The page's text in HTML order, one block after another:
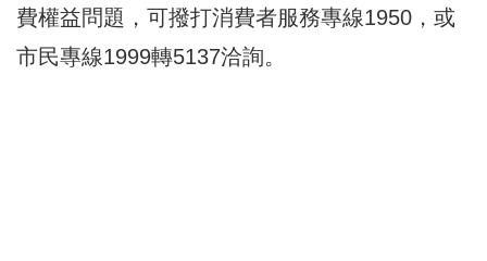
費權益問題，可撥打消費者服務專線1950，或
市民專線1999轉5137洽詢。